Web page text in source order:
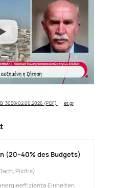
3058/02.06.2026 (PDF) · et.gr
(20–40% des Budgets)
Pilotis)
Einheiten